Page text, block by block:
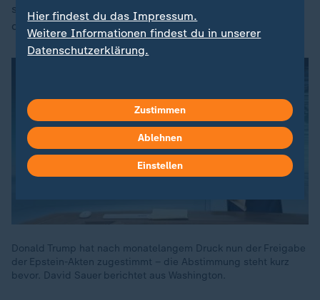
sich schon von Epstein distanziert, lange bevor gegen
diesen Vorwürfe aufkamen.
Donald Trump hat nach monatelangem Druck nun der Freigabe
der Epstein-Akten zugestimmt – die Abstimmung steht kurz
bevor. David Sauer berichtet aus Washington.
Hier findest du das Impressum.
Weitere Informationen findest du in unserer
Datenschutzerklärung.
Zustimmen
Ablehnen
Einstellen